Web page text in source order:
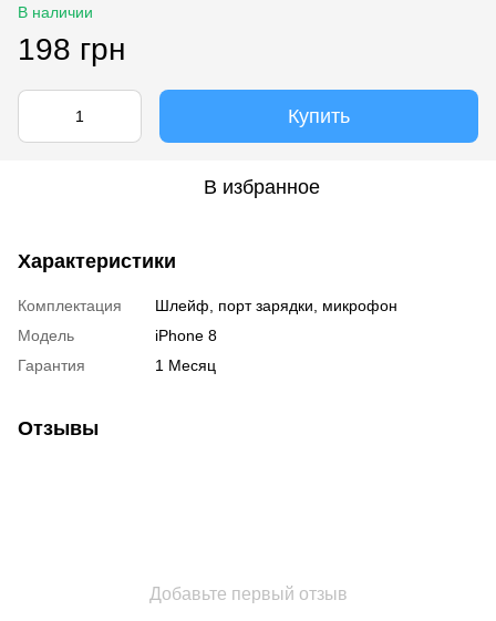
В наличии
198 грн
Купить
В избранное
Характеристики
Комплектация
Шлейф, порт зарядки, микрофон
Модель
iPhone 8
Гарантия
1 Месяц
Отзывы
Добавьте первый отзыв